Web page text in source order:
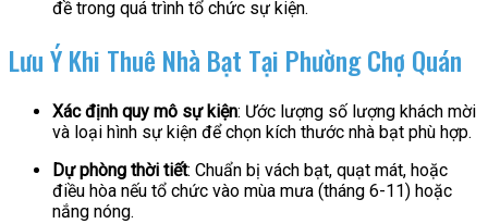
đề trong quá trình tổ chức sự kiện.
Lưu Ý Khi Thuê Nhà Bạt Tại Phường Chợ Quán
Xác định quy mô sự kiện: Ước lượng số lượng khách mời
và loại hình sự kiện để chọn kích thước nhà bạt phù hợp.
Dự phòng thời tiết: Chuẩn bị vách bạt, quạt mát, hoặc
điều hòa nếu tổ chức vào mùa mưa (tháng 6-11) hoặc
nắng nóng.